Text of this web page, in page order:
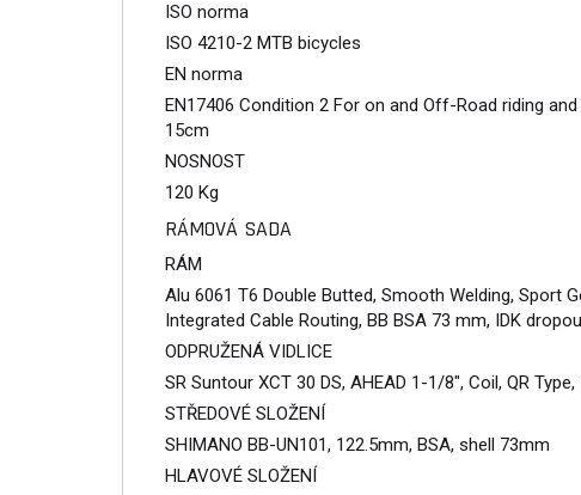
ISO norma
ISO 4210-2 MTB bicycles
EN norma
EN17406 Condition 2 For on and Off-Road riding
15cm
NOSNOST
120 Kg
RÁMOVÁ SADA
RÁM
Alu 6061 T6 Double Butted, Smooth Welding, Sport
Integrated Cable Routing, BB BSA 73 mm, IDK
ODPRUŽENÁ VIDLICE
SR Suntour XCT 30 DS, AHEAD 1-1/8", Coil, QR
STŘEDOVÉ SLOŽENÍ
SHIMANO BB-UN101, 122.5mm, BSA, shell 73mm
HLAVOVÉ SLOŽENÍ